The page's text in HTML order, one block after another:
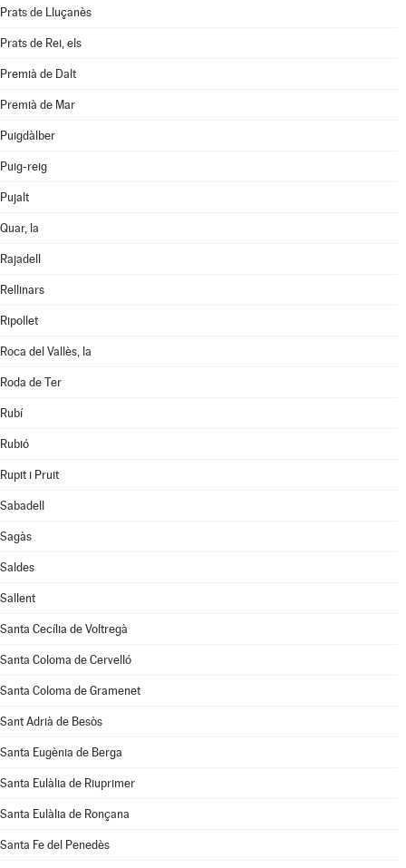
Prats de Lluçanès
Prats de Rei, els
Premià de Dalt
Premià de Mar
Puigdàlber
Puig-reig
Pujalt
Quar, la
Rajadell
Rellinars
Ripollet
Roca del Vallès, la
Roda de Ter
Rubí
Rubió
Rupit i Pruit
Sabadell
Sagàs
Saldes
Sallent
Santa Cecília de Voltregà
Santa Coloma de Cervelló
Santa Coloma de Gramenet
Sant Adrià de Besòs
Santa Eugènia de Berga
Santa Eulàlia de Riuprimer
Santa Eulàlia de Ronçana
Santa Fe del Penedès